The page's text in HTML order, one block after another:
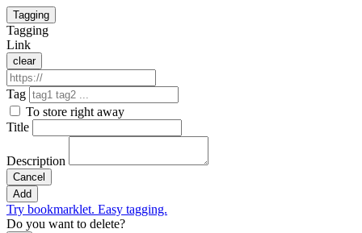
Tagging
Tagging
Link
clear
Tag
To store right away
Title
Description
Cancel
Add
Try bookmarklet. Easy tagging.
Do you want to delete?